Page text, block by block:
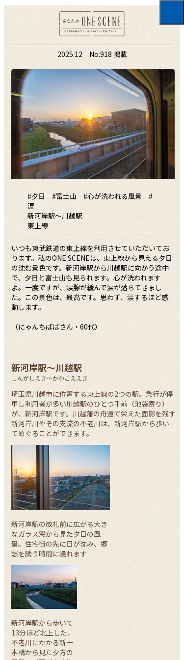
TOP
あなたのONE SCENE
新河岸駅～川越駅
クロストーク
春風亭一之輔さん
04
こよみ、くらし。
すす払い
05
ちょっと、そこまで
鐘ケ淵編
06
おとなの私のセルフケア
3分間の魔法の話
07
アートのはなし
Window on TOBU
09
東武沿線小説「てむちゃん」
10
てみやげ、おもたせ、心づかい
MIYA バターサンド
11
「パズル」でアタマの体操
スリザーリンク編
12
バックナンバー
13
プレゼントがあたる！
読者アンケート募集中！
2025.12 No.918 掲載
#夕日 #富士山 #心が洗われる風景 #
涙
新河岸駅～川越駅
東上線
いつも東武鉄道の東上線を利用させていただいてお
ります。私のONE SCENEは、東上線から見える夕日
の沈む景色です。新河岸駅から川越駅に向かう途中
で、夕日と富士山も見られます。心が洗われます
よ。一度ですが、涙腺が緩んで涙が落ちてきまし
た。この景色は、最高です。思わず、涙するほど感
動します。
（にゃんちぱぱさん・60代）
新河岸駅～川越駅
しんがしえき～かわごええき
埼玉県川越市に位置する東上線の2つの駅。急行が停
車し利用者が多い川越駅のひとつ手前（池袋寄り）
が、新河岸駅です。川越藩の舟運で栄えた面影を残す
新河岸川やその支流の不老川は、新河岸駅から歩い
てめぐることができます。
新河岸駅の改札前に広がる大き
なガラス窓から見た夕日の風
景。住宅街の先に日が沈み、郷
愁を誘う時間に浸れます
新河岸駅から歩いて
13分ほど北上した、
不老川にかかる新一
本橋から見た夕方の